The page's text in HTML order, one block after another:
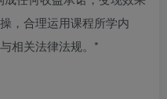
，合理运用课程所学内
相关法律法规。*